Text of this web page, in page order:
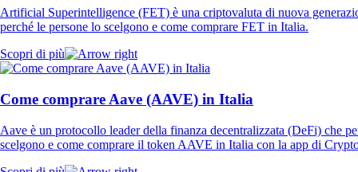
Artificial Superintelligence (FET) è una criptovaluta di nuova
perché le persone lo scelgono e come comprare FET in Italia.
Scopri di più
Come comprare Aave (AAVE) in Italia
Aave è un protocollo leader della finanza decentralizzata (DeFi) che
scelgono e come comprare il token AAVE in Italia con la app di